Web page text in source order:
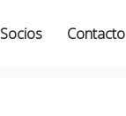
Socios Contacto